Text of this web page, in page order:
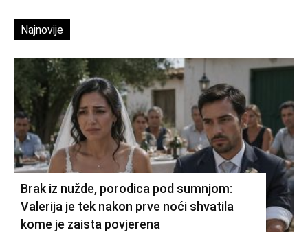
Najnovije
Brak iz nužde, porodica pod sumnjom:
Valerija je tek nakon prve noći shvatila
kome je zaista povjerena